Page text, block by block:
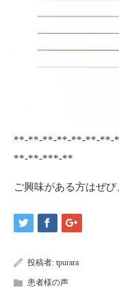
**-**-**-**-**-**-**-
**-**-***-**
ご興味がある方はぜび
投稿者: tpurara
患者様の声